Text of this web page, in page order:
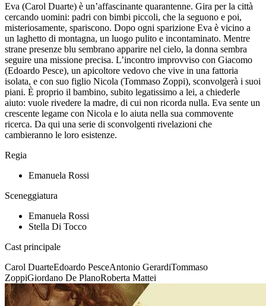
Eva (Carol Duarte) è un’affascinante quarantenne. Gira per la città
cercando uomini: padri con bimbi piccoli, che la seguono e poi,
misteriosamente, spariscono. Dopo ogni sparizione Eva è vicino a
un laghetto di montagna, un luogo pulito e incontaminato. Mentre
strane presenze blu sembrano apparire nel cielo, la donna sembra
seguire una missione precisa. L’incontro improvviso con Giacomo
(Edoardo Pesce), un apicoltore vedovo che vive in una fattoria
isolata, e con suo figlio Nicola (Tommaso Zoppi), sconvolgerà i suoi
piani. È proprio il bambino, subito legatissimo a lei, a chiederle
aiuto: vuole rivedere la madre, di cui non ricorda nulla. Eva sente un
crescente legame con Nicola e lo aiuta nella sua commovente
ricerca. Da qui una serie di sconvolgenti rivelazioni che
cambieranno le loro esistenze.
Regia
Emanuela Rossi
Sceneggiatura
Emanuela Rossi
Stella Di Tocco
Cast principale
Carol DuarteEdoardo PesceAntonio GerardiTommaso
ZoppiGiordano De PlanoRoberta Mattei